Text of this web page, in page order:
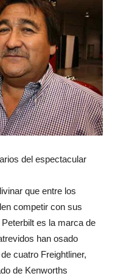
del espectacular
que entre los
competir con sus
es la marca de
han osado
cuatro Freightliner,
de Kenworths